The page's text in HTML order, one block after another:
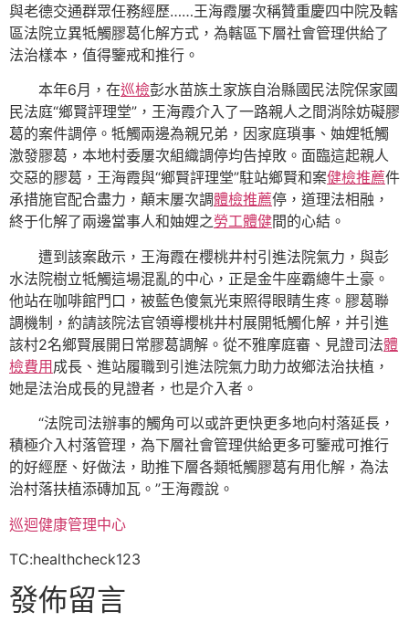
與老德交通群眾任務經歷……王海霞屢次稱贊重慶四中院及轄
區法院立異牴觸膠葛化解方式，為轄區下層社會管理供給了
法治樣本，值得鑒戒和推行。
本年6月，在巡檢彭水苗族土家族自治縣國民法院保家國
民法庭“鄉賢評理堂”，王海霞介入了一路親人之間消除妨礙膠
葛的案件調停。牴觸兩邊為親兄弟，因家庭瑣事、妯娌牴觸
激發膠葛，本地村委屢次組織調停均告掉敗。面臨這起親人
交惡的膠葛，王海霞與“鄉賢評理堂”駐站鄉賢和案健檢推薦件
承措施官配合盡力，顛末屢次調體檢推薦停，道理法相融，
終于化解了兩邊當事人和妯娌之勞工體健間的心結。
遭到該案啟示，王海霞在櫻桃井村引進法院氣力，與彭
水法院樹立牴觸這場混亂的中心，正是金牛座霸總牛土豪。
他站在咖啡館門口，被藍色傻氣光束照得眼睛生疼。膠葛聯
調機制，約請該院法官領導櫻桃井村展開牴觸化解，并引進
該村2名鄉賢展開日常膠葛調解。從不雅摩庭審、見證司法體
檢費用成長、進站履職到引進法院氣力助力故鄉法治扶植，
她是法治成長的見證者，也是介入者。
“法院司法辦事的觸角可以或許更快更多地向村落延長，
積極介入村落管理，為下層社會管理供給更多可鑒戒可推行
的好經歷、好做法，助推下層各類牴觸膠葛有用化解，為法
治村落扶植添磚加瓦。”王海霞說。
巡迴健康管理中心
TC:healthcheck123
發佈留言